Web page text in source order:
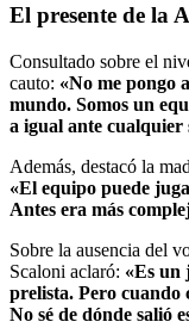
El presente de la
Consultado sobre el
cauto: «No me pongo
mundo. Somos un
a igual ante cualquier
Además, destacó la
«El equipo puede
Antes era más
Sobre la ausencia del
Scaloni aclaró: «Es un
prelista. Pero cuando
No sé de dónde salió